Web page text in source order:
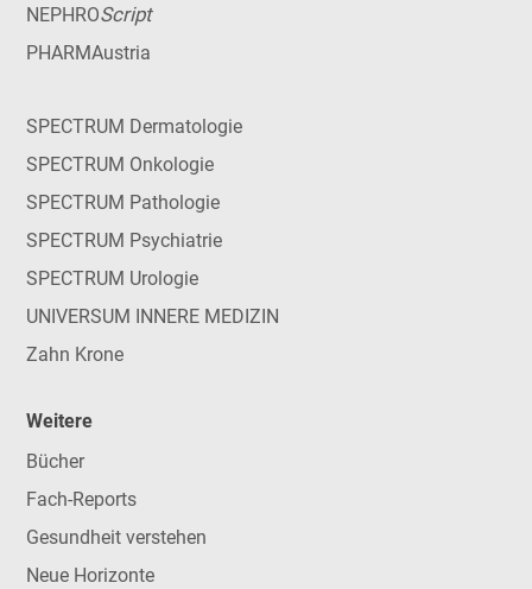
NEPHROScript
PHARMAustria
SPECTRUM Dermatologie
SPECTRUM Onkologie
SPECTRUM Pathologie
SPECTRUM Psychiatrie
SPECTRUM Urologie
UNIVERSUM INNERE MEDIZIN
Zahn Krone
Weitere
Bücher
Fach-Reports
Gesundheit verstehen
Neue Horizonte